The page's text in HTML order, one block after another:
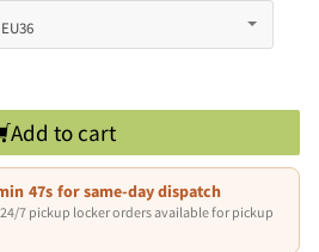
Add to cart
46s for same-day dispatch
7 pickup locker orders available for pickup